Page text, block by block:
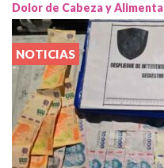
Dolor de Cabeza y
NOTICIAS